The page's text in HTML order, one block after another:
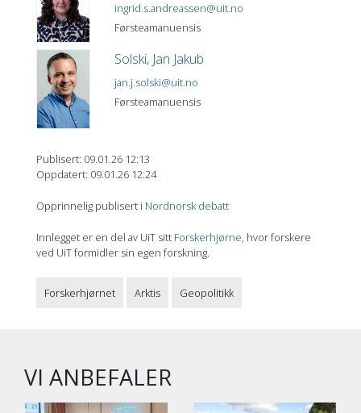
ingrid.s.andreassen@uit.no
Førsteamanuensis
Solski, Jan Jakub
jan.j.solski@uit.no
Førsteamanuensis
Publisert: 09.01.26 12:13
Oppdatert: 09.01.26 12:24
Opprinnelig publisert i Nordnorsk debatt
Innlegget er en del av UiT sitt Forskerhjørne, hvor forskere
ved UiT formidler sin egen forskning.
Forskerhjørnet Arktis Geopolitikk
VI ANBEFALER